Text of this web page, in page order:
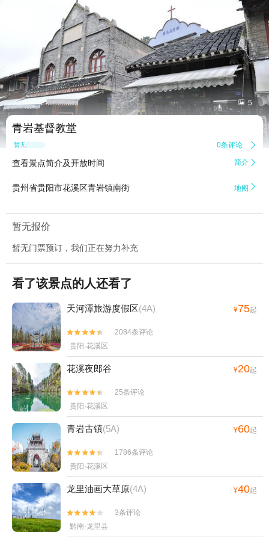
 5
青岩基督教堂
暂无点评 0条评论 
查看景点简介及开放时间 简介 
贵州省贵阳市花溪区青岩镇南街 地图 
暂无报价
暂无门票预订，我们正在努力补充
看了该景点的人还看了
天河潭旅游度假区(4A) ¥75起


2084条评论
贵阳·花溪区
花溪夜郎谷 ¥20起


25条评论
贵阳·花溪区
青岩古镇(5A) ¥60起


1786条评论
贵阳·花溪区
龙里油画大草原(4A) ¥40起


3条评论
黔南·龙里县